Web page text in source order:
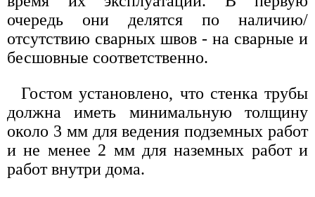
очередь они делятся по наличию/
отсутствию сварных швов - на сварные и
бесшовные соответственно.
Гостом установлено, что стенка трубы
должна иметь минимальную толщину
около 3 мм для ведения подземных работ
и не менее 2 мм для наземных работ и
работ внутри дома.